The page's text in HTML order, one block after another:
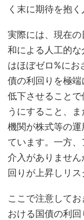
く末に期待を抱く
実際には、現在
和による人工的
はほぼゼロ%にお
債の利回りを極
低下させること
うにすること、
機関が株式等の
ています。一方
介入がありませ
回りが上昇しリス
ここで注意して
おける国債の利